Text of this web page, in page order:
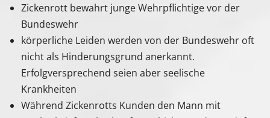
Zickenrott bewahrt junge Wehrpflichtige vor der
Bundeswehr
körperliche Leiden werden von der Bundeswehr oft
nicht als Hinderungsgrund anerkannt.
Erfolgversprechend seien aber seelische
Krankheiten
Während Zickenrotts Kunden den Mann mit